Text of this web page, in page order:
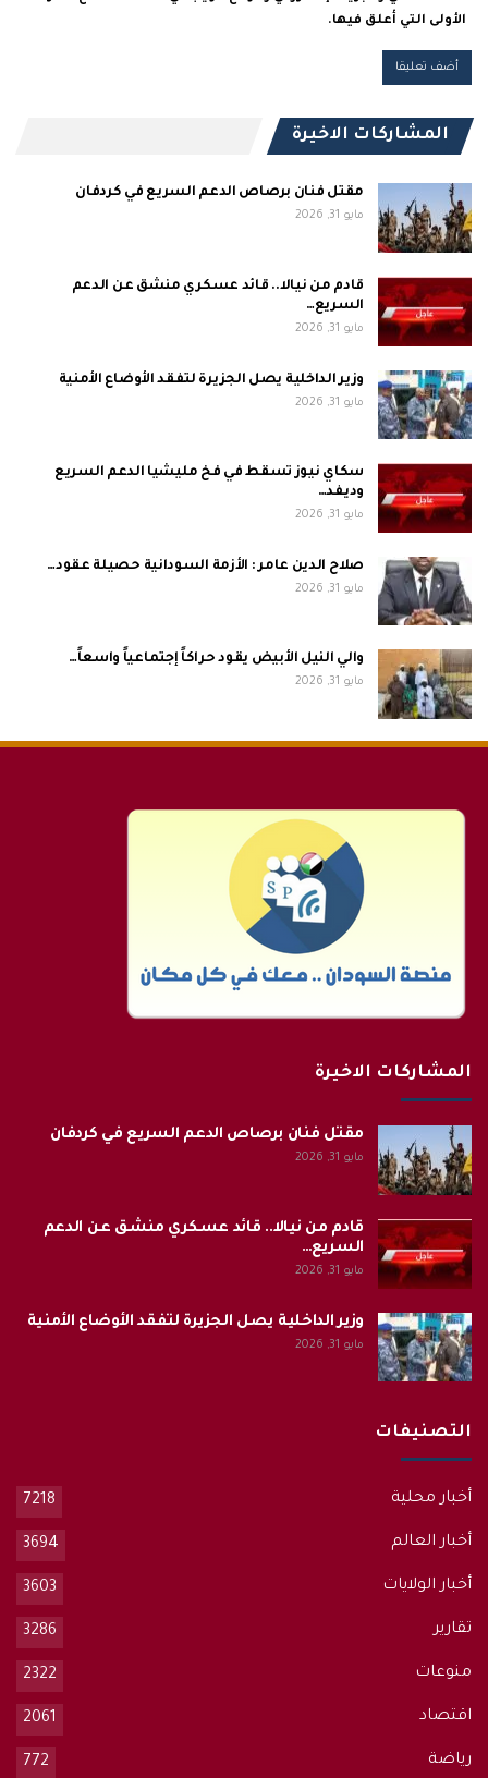
الأولى التي أعلق فيها.
المشاركات الاخيرة
مقتل فنان برصاص الدعم السريع في كردفان
مايو 31, 2026
قادم من نيالا.. قائد عسكري منشق عن الدعم
السريع…
مايو 31, 2026
وزير الداخلية يصل الجزيرة لتفقد الأوضاع الأمنية
مايو 31, 2026
سكاي نيوز تسقط في فخ مليشيا الدعم السريع
وديفد…
مايو 31, 2026
صلاح الدين عامر : الأزمة السودانية حصيلة عقود…
مايو 31, 2026
والي النيل الأبيض يقود حراكاً إجتماعياً واسعاً…
مايو 31, 2026
المشاركات الاخيرة
مقتل فنان برصاص الدعم السريع في كردفان
مايو 31, 2026
قادم من نيالا.. قائد عسكري منشق عن الدعم
السريع…
مايو 31, 2026
وزير الداخلية يصل الجزيرة لتفقد الأوضاع الأمنية
مايو 31, 2026
التصنيفات
أخبار محلية 7218
أخبار العالم 3694
أخبار الولايات 3603
تقارير 3286
منوعات 2322
اقتصاد 2061
رياضة 772